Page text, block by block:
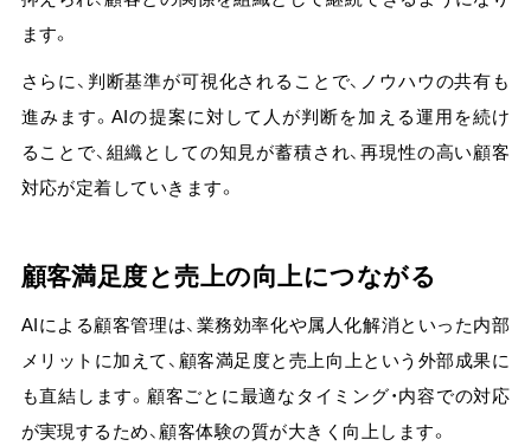
ます。
さらに、判断基準が可視化されることで、ノウハウの共有も
進みます。AIの提案に対して人が判断を加える運用を続け
ることで、組織としての知見が蓄積され、再現性の高い顧客
対応が定着していきます。
顧客満足度と売上の向上につながる
AIによる顧客管理は、業務効率化や属人化解消といった内部
メリットに加えて、顧客満足度と売上向上という外部成果に
も直結します。顧客ごとに最適なタイミング・内容での対応
が実現するため、顧客体験の質が大きく向上します。